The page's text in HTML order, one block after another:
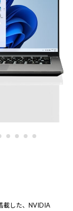
載した、NVIDIA